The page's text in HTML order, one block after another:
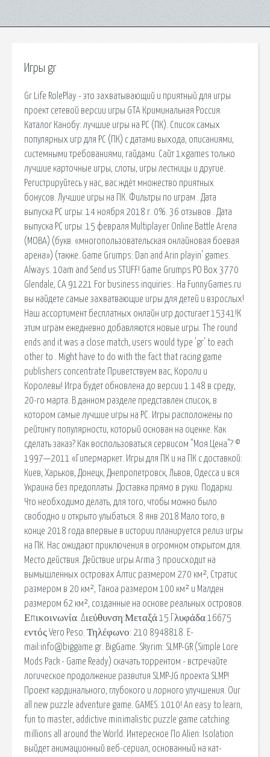
Игры gr
Gr Life RolePlay - это захватывающий и приятный для игры
проект сетевой версии игры GTA Криминальная Россия.
Каталог Канобу: лучшие игры на PC (ПК). Список самых
популярных игр для PC (ПК) с датами выхода, описаниями,
системными требованиями, гайдами. Сайт 1xgames только
лучшие карточные игры, слоты, игры лестницы и другие.
Регистрируйтесь у нас, вас ждёт множество приятных
бонусов. Лучшие игры на ПК. Фильтры по играм . Дата
выпуска PC игры: 14 ноября 2018 г. 0%. 36 отзывов . Дата
выпуска PC игры: 15 февраля Multiplayer Online Battle Arena
(MOBA) (букв. «многопользовательская онлайновая боевая
арена») (также. Game Grumps: Dan and Arin playin' games.
Always. 10am and Send us STUFF! Game Grumps PO Box 3770
Glendale, CA 91221 For business inquiries:. На FunnyGames.ru
вы найдете самые захватвающие игры для детей и взрослых!
Наш ассортимент бесплатных онлайн игр достигает 15341!К
этим играм ежедневно добавляются новые игры. The round
ends and it was a close match, users would type 'gr' to each
other to . Might have to do with the fact that racing game
publishers concentrate Приветствуем вас, Короли и
Королевы! Игра будет обновлена до версии 1.148 в среду,
20-го марта. В данном разделе представлен список, в
котором самые лучшие игры на PC. Игры расположены по
рейтингу популярности, который основан на оценке. Как
сделать заказ? Как воспользоваться сервисом "Моя Цена"? ©
1997—2011 «Гипермаркет. Игры для ПК и на ПК с доставкой:
Киев, Харьков, Донецк, Днепропетровск, Львов, Одесса и вся
Украина без предоплаты. Доставка прямо в руки. Подарки.
Что необходимо делать, для того, чтобы можно было
свободно и открыто улыбаться. 8 янв 2018 Мало того, в
конце 2018 года впервые в истории планируется релиз игры
на ПК. Нас ожидают приключения в огромном открытом для.
Место действия. Действие игры Arma 3 происходит на
вымышленных островах Алтис размером 270 км², Стратис
размером в 20 км², Таноа размером 100 км² и Малден
размером 62 км², созданные на основе реальных островов.
Επικοινωνία. Διεύθυνση:Μεταξά 15 Γλυφάδα 16675
εντός Vero Peso. Τηλέφωνο: 210 8948818. E-
mail:info@biggame.gr. BigGame. Skyrim: SLMP-GR (Simple Lore
Mods Pack - Game Ready) скачать торрентом - встречайте
логическое продолжение развития SLMP-JG проекта SLMP!
Проект кардинального, глубокого и лорного улучшения. Our
all new puzzle adventure game. GAMES. 1010! An easy to learn,
fun to master, addictive minimalistic puzzle game catching
millions all around the World. Интересное По Alien: Isolation
выйдет анимационный веб-сериал, основанный на кат-